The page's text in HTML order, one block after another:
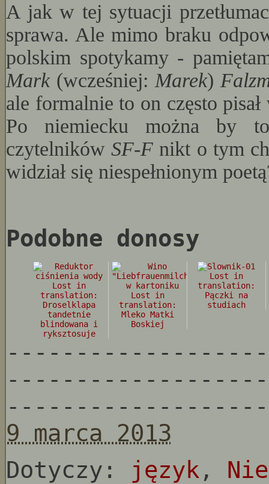
A jak w tej sytuacji
sprawa. Ale mimo braku
polskim spotykamy -
Mark(wcześniej: Marek)
ale formalnie to on często
Po niemiecku można by
czytelnikówSF-F nikt o tym
widział się niespełnionym
Podobne donosy
Lost in
translation:
Droselklapa
tandetnie
blindowana i
ryksztosuje
Lost in
translation:
Mleko Matki
Boskiej
Lost in
translation:
Pączki na
studiach
9 marca 2013
Dotyczy:
język ,